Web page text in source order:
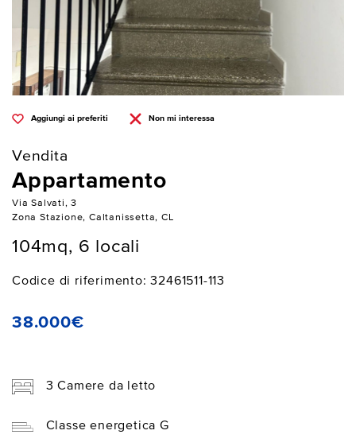
Aggiungi ai preferiti Non mi interessa
Vendita
Appartamento
Via Salvati, 3
Zona Stazione, Caltanissetta, CL
104mq, 6 locali
Codice di riferimento: 32461511-113
38.000€
3 Camere da letto
Classe energetica G